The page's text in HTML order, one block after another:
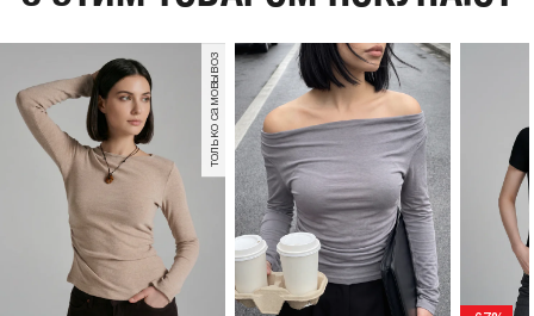
только самовывоз